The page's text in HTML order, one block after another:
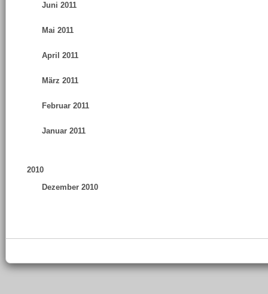
Juni 2011
Mai 2011
April 2011
März 2011
Februar 2011
Januar 2011
2010
Dezember 2010